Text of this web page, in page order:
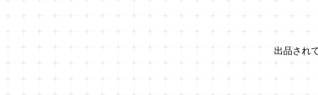
出品され